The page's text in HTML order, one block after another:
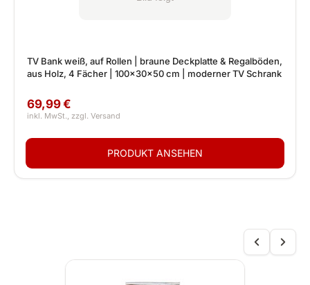
TV Bank weiß, auf Rollen | braune Deckplatte & Regalböden,
aus Holz, 4 Fächer | 100x30x50 cm | moderner TV Schrank
69,99 €